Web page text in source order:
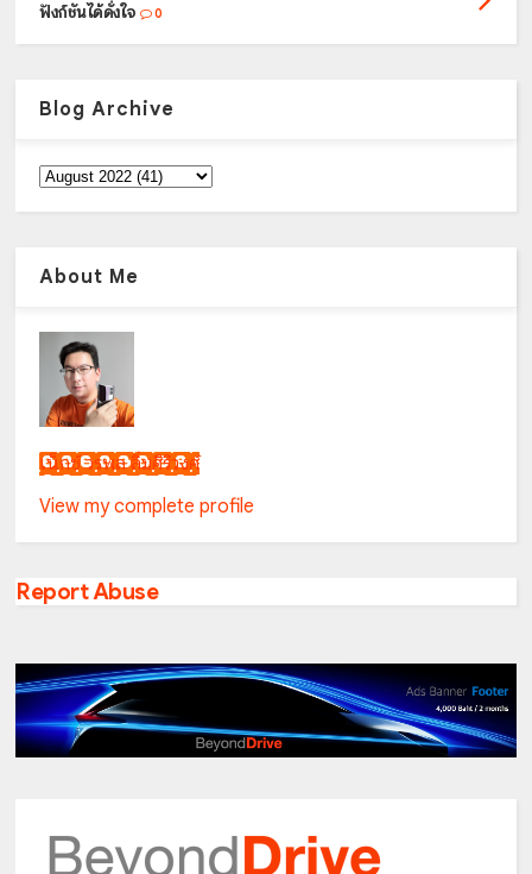
ฟังก์ชันได้ดั่งใจ
0
Blog Archive
About Me
เน็กซ์ วรพล ลิ่มศิริวงศ์
View my complete profile
Report Abuse